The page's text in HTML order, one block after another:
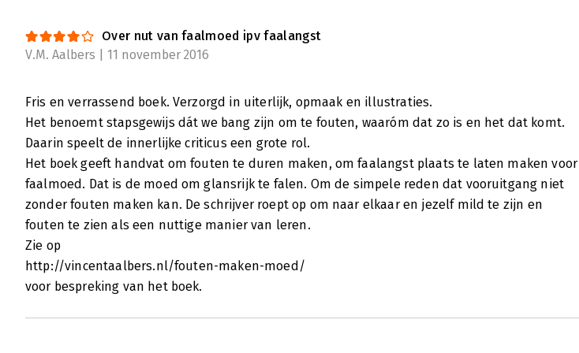
Annett Keizer | 8 oktober 2013
Iedereen maakt fouten. Meestal balen we daarvan en hebben we het gevoel dat
Fouten maken is namelijk onvermijdelijk. Sterker nog, fouten maken is relatief en
nuttig. Daarom is het van belang om onze mindset te veranderen en ons lerend
vermogen vergroten. Niet makkelijk, wel noodzakelijk om succesvol te kunnen zijn.
Niet voor niets luidt de ondertitel van dit inspirerende boek 'Durf het beste uit
jezelf en je team te halen'.
Lees verder
Over nut van faalmoed ipv faalangst
V.M. Aalbers | 11 november 2016
Fris en verrassend boek. Verzorgd in uiterlijk, opmaak en illustraties.
Het benoemt stapsgewijs dát we bang zijn om te fouten, waaróm dat zo is en het dat komt.
Daarin speelt de innerlijke criticus een grote rol.
Het boek geeft handvat om fouten te duren maken, om faalangst plaats te laten maken voor
faalmoed. Dat is de moed om glansrijk te falen. Om de simpele reden dat vooruitgang niet
zonder fouten maken kan. De schrijver roept op om naar elkaar en jezelf mild te zijn en
fouten te zien als een nuttige manier van leren.
Zie op
http://vincentaalbers.nl/fouten-maken-moed/
voor bespreking van het boek.